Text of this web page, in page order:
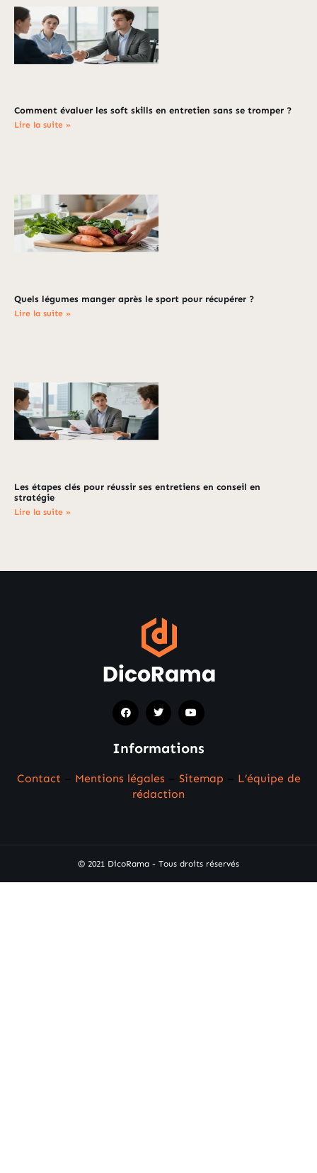
Comment évaluer les soft skills en entretien sans se tromper ?
Lire la suite »
Quels légumes manger après le sport pour récupérer ?
Lire la suite »
Les étapes clés pour réussir ses entretiens en conseil en
stratégie
Lire la suite »
Informations
Contact Mentions légales Sitemap
L’équipe de
rédaction
© 2021 DicoRama - Tous droits réservés